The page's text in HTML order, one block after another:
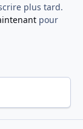
plus tard.
pour